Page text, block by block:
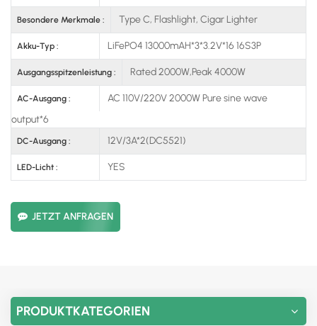
Besondere Merkmale : Type C, Flashlight, Cigar Lighter
Akku-Typ : LiFePO4 13000mAH*3*3.2V*16 16S3P
Ausgangsspitzenleistung : Rated 2000W,Peak 4000W
AC-Ausgang :
AC 110V/220V 2000W Pure sine wave
output*6
DC-Ausgang : 12V/3A*2(DC5521)
LED-Licht : YES
JETZT ANFRAGEN
PRODUKTKATEGORIEN